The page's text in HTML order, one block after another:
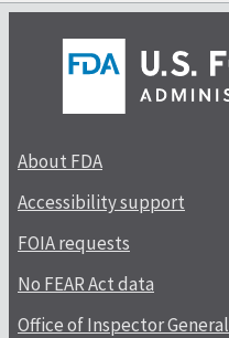
About FDA
Accessibility support
FOIA requests
No FEAR Act data
Office of Inspector General